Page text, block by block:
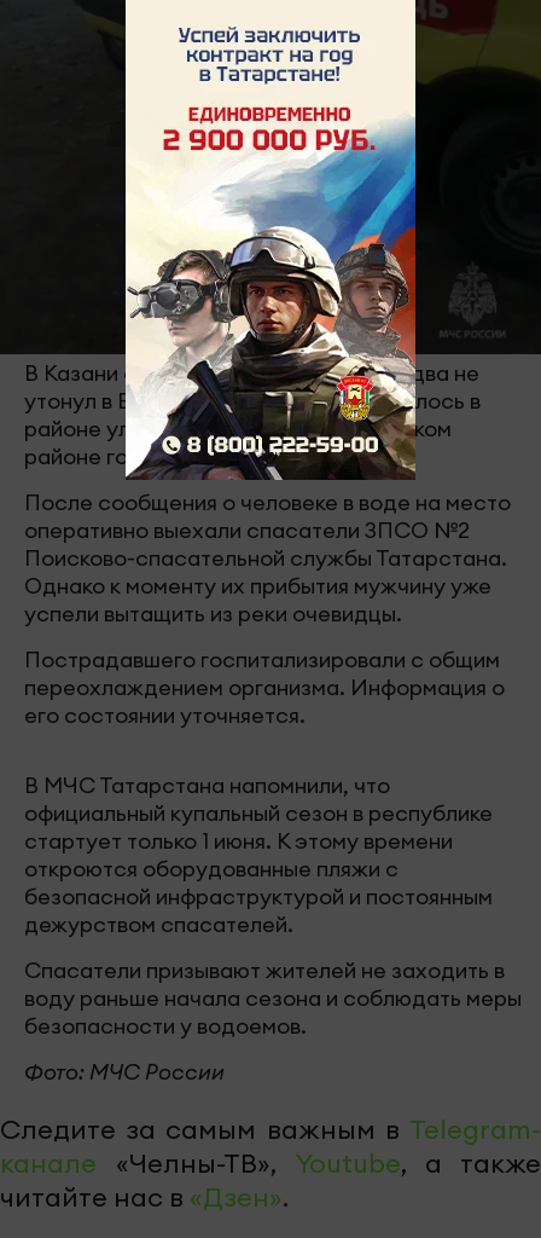
В Казани спасли мужчину, который едва не
утонул в Волге. Происшествие случилось в
районе улицы Станюковича в Кировском
районе города.
После сообщения о человеке в воде на место
оперативно выехали спасатели ЗПСО №2
Поисково-спасательной службы Татарстана.
Однако к моменту их прибытия мужчину уже
успели вытащить из реки очевидцы.
Пострадавшего госпитализировали с общим
переохлаждением организма. Информация о
его состоянии уточняется.
В МЧС Татарстана напомнили, что
официальный купальный сезон в республике
стартует только 1 июня. К этому времени
откроются оборудованные пляжи с
безопасной инфраструктурой и постоянным
дежурством спасателей.
Спасатели призывают жителей не заходить в
воду раньше начала сезона и соблюдать меры
безопасности у водоемов.
Фото: МЧС России
Следите за самым важным в Telegram-
канале «Челны-ТВ», Youtube, а также
читайте нас в «Дзен».